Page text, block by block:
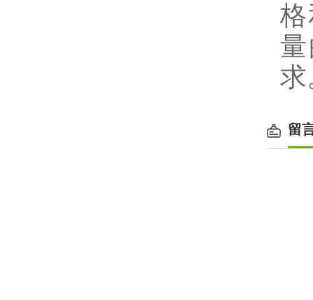
求
留